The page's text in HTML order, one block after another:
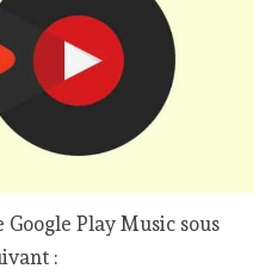
Play Music sous
: